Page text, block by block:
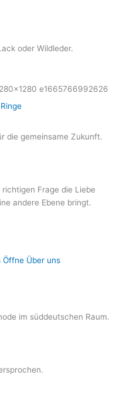
oder Wildleder.
die gemeinsame Zukunft.
Frage die Liebe
andere Ebene bringt.
Öffne Über uns
im süddeutschen Raum.